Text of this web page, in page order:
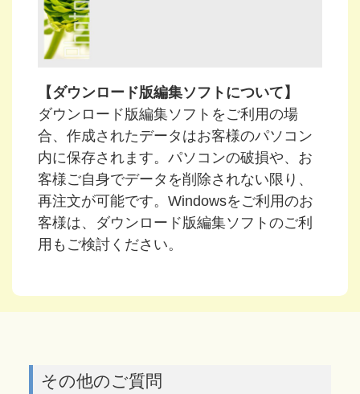
【ダウンロード版編集ソフトについて】
ダウンロード版編集ソフトをご利用の場
合、作成されたデータはお客様のパソコン
内に保存されます。パソコンの破損や、お
客様ご自身でデータを削除されない限り、
再注文が可能です。Windowsをご利用のお
客様は、ダウンロード版編集ソフトのご利
用もご検討ください。
その他のご質問